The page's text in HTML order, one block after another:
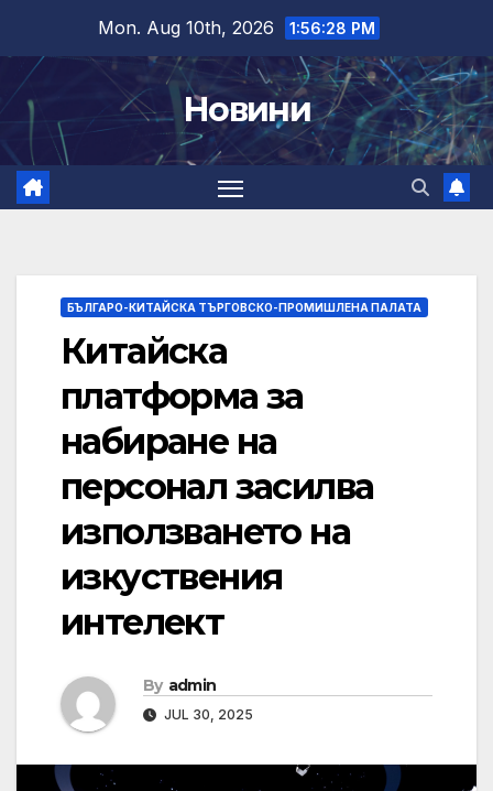
content
Mon. Aug 10th, 2026 1:56:29 PM
Новини
БЪЛГАРО-КИТАЙСКА ТЪРГОВСКО-ПРОМИШЛЕНА ПАЛАТА
Китайска
платформа за
набиране на
персонал засилва
използването на
изкуствения
интелект
By admin
JUL 30, 2025